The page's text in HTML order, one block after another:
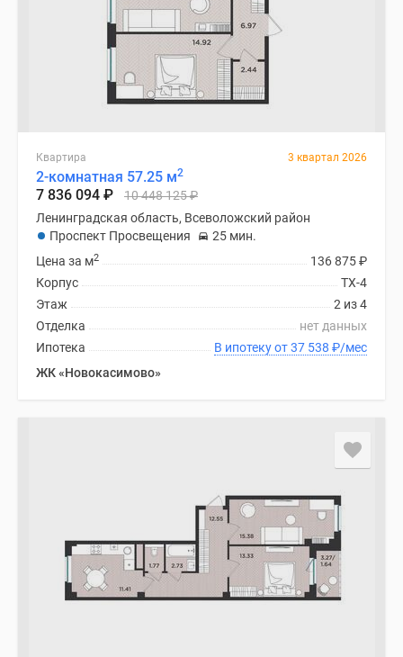
Квартира 3 квартал 2026
2-комнатная 57.25 м2
7 836 094 ₽ 10 448 125₽
Ленинградская область, Всеволожский район
Проспект Просвещения
25 мин.
136 875₽
Цена за м2
ТХ-4
Корпус
2 из 4
Этаж
нет данных
Отделка
В ипотеку от 37 538 ₽/мес
Ипотека
ЖК «Новокасимово»